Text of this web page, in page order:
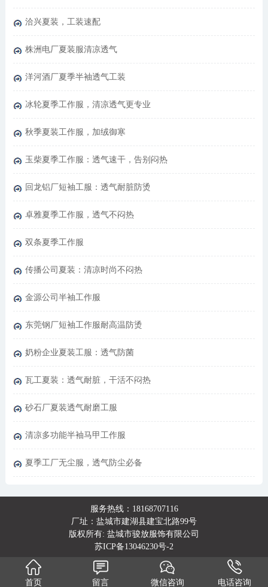
洽兴夏装，工装速配
株洲电厂夏装服清凉透气
洋河酒厂夏季半袖透气工装
冰轮夏季工作服，清凉透气更专业
秋季夏装工作服，加绒御寒
玉柴夏季工作服：透气速干，告别闷热
回龙铝厂短袖工服：透气耐脏防烫
卓雅夏季工作服，透气不闷热
双条夏季工作服
传播公司夏装：清凉时尚不闷热
金源公司半袖工作服
东莞钢厂短袖工作服耐高温防烫
奶粉企业夏装工服：透气防菌
瓦工夏装：透气耐脏，干活不闷热
砂石厂夏装透气耐磨工服
清凉多功能半袖马甲工作服
夏季工厂无尘服，透气防尘必备
服务热线：18168707116
厂址：盐城市建湖县建宝北路99号
版权所有: 盐城市骏放服饰有限公司
苏ICP备13046230号-2
首页 留言 微信咨询 电话咨询